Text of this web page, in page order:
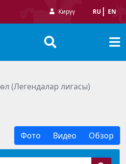
Кирүү RU EN
(Легендалар лигасы)
Фото Видео Обзор